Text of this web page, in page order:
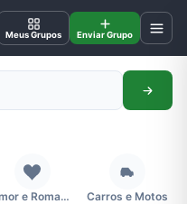
Meus Grupos Enviar Grupo
Amor e Romance Carros e Motos